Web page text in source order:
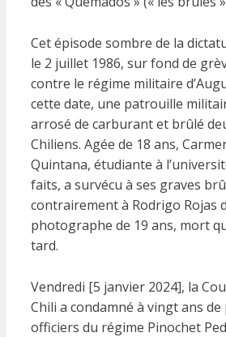
Cet épisode sombre de la
le 2 juillet 1986, sur fond de
contre le régime militaire
cette date, une patrouille
arrosé de carburant et brûlé
Chiliens. Agée de 18 ans,
Quintana, étudiante à
faits, a survécu à ses graves
contrairement à Rodrigo Rojas
photographe de 19 ans, mort
tard.
Vendredi [5 janvier 2024], la
Chili a condamné à vingt ans
officiers du régime Pinochet